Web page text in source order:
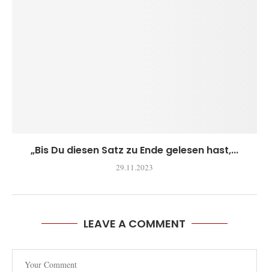
„Bis Du diesen Satz zu Ende gelesen hast,...
29.11.2023
LEAVE A COMMENT